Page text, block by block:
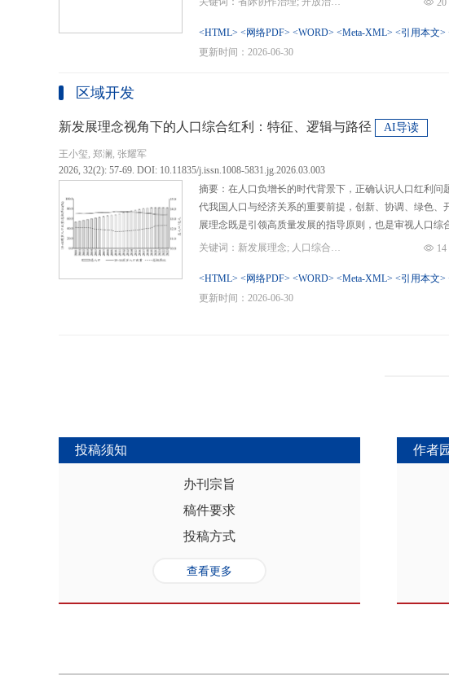
内需、畅通经济循环、建设全国统一大市场的政策导向，
理提供了新的机遇，借此探析其路径策略是构建新发展格
例，采用半结构化访谈法收集数据资料，探析新发展格局
理的路径策略。研究表明，毗邻省际协作治理是毗邻省（
达成多向度的系统性治理行动过程。新发展格局下毗邻省
策略首先是厘清国家战略政策要求、省际协作发展需要，
众期望，凝聚利益相关主体的协作治理共识，明确毗邻省
开放治理必须积极作为的必答题。其次，统筹衔接国家战
规划，构建去中心化的组织结构总体布局，下好毗邻协作
网络协同治理的比较优势和互补功能，牵住“牛鼻子”工程
机制和生态共保联治，促进基础设施和基本公共服务一体
<HTML> <网络PDF> <WORD> <Meta-XML> <引用本文>
更新时间：2026-06-30
区域开发
新发展理念视角下的人口综合红利：特征、逻辑与路径 AI导读
王小玺, 郑澜, 张耀军
2026, 32(2): 57-69. DOI: 10.11835/j.issn.1008-5831.jg.2026.03.003
摘要：在人口负增长的时代背景下，正确认识人口红利问
代我国人口与经济关系的重要前提，创新、协调、绿色、
展理念既是引领高质量发展的指导原则，也是审视人口综
角。从内涵特征看，新时代的人口综合红利理论是在发展
位和发展进程，以人口数量、结构、素质、分布等人口条
展理念为导向，通过政策措施的适应性调整从而培育、巩
中，既要立足当下人口负增长的现实，充分挖掘和利用现
放眼未来人口发展趋势，积极挖掘、培育人口结构优化红
红利和人口合理分布红利，以相关政策制度的调整完善为
展符合创新、协调、绿色、开放、共享的理念需求，积极
势性特征和高质量发展的目标任务，通过进一步完善生育
育强国建设、优化城镇格局体系，以人口与经济高质量发
关键词：新发展理念; 人口综合红利; 高质量发展; 人口政策; 中国式现代化 14
<HTML> <网络PDF> <WORD> <Meta-XML> <引用本文>
更新时间：2026-06-30
投稿须知
办刊宗旨
稿件要求
投稿方式
查看更多
作者